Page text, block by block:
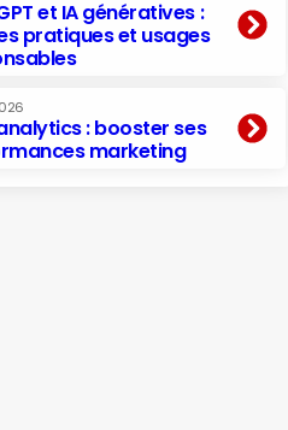
et IA génératives :
pratiques et usages
: booster ses
marketing